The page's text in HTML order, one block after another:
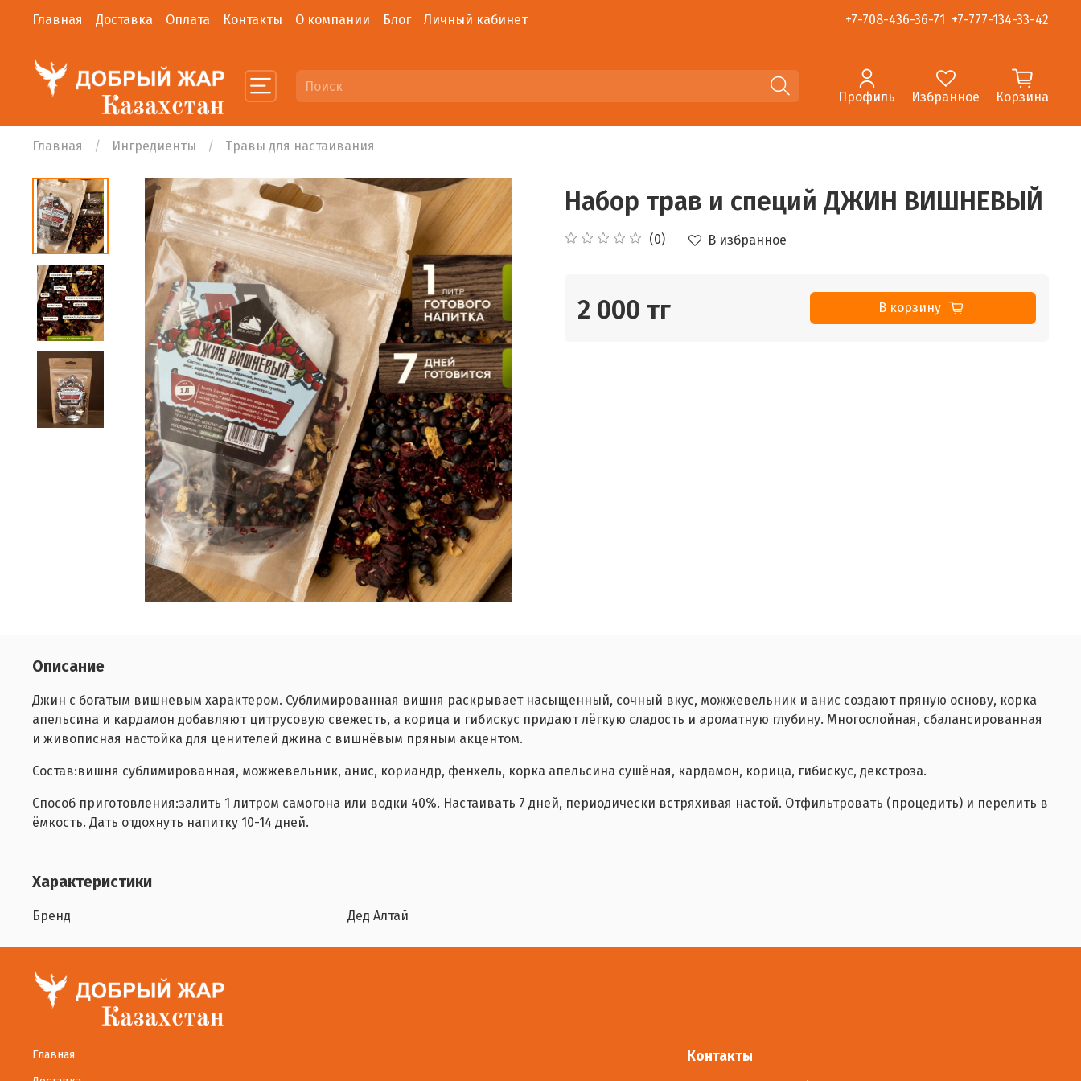
Главная Доставка Оплата Контакты О компании Блог Личный кабинет +7-708-436-36-71 +7-777-134-33-42
Профиль Избранное Корзина
Главная Ингредиенты Травы для настаивания
Набор трав и специй ДЖИН ВИШНЕВЫЙ
(0) В избранное
2 000 тг В корзину
Описание
Джин с богатым вишневым характером. Сублимированная вишня раскрывает насыщенный, сочный вкус, можжевельник и анис создают пряную основу, корка
апельсина и кардамон добавляют цитрусовую свежесть, а корица и гибискус придают лёгкую сладость и ароматную глубину. Многослойная, сбалансированная
и живописная настойка для ценителей джина с вишнёвым пряным акцентом.
Состав:вишня сублимированная, можжевельник, анис, кориандр, фенхель, корка апельсина сушёная, кардамон, корица, гибискус, декстроза.
Способ приготовления:залить 1 литром самогона или водки 40%. Настаивать 7 дней, периодически встряхивая настой. Отфильтровать (процедить) и перелить в
ёмкость. Дать отдохнуть напитку 10-14 дней.
Характеристики
Бренд Дед Алтай
Главная
Контакты